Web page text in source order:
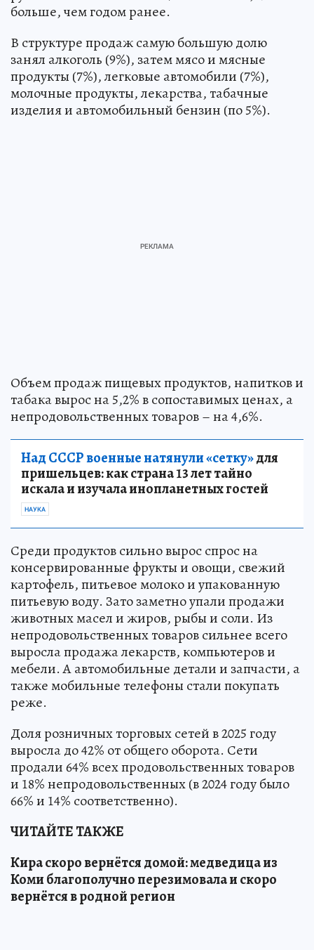
больше, чем годом ранее.
В структуре продаж самую большую долю
занял алкоголь (9%), затем мясо и мясные
продукты (7%), легковые автомобили (7%),
молочные продукты, лекарства, табачные
изделия и автомобильный бензин (по 5%).
Объем продаж пищевых продуктов, напитков и
табака вырос на 5,2% в сопоставимых ценах, а
непродовольственных товаров – на 4,6%.
Над СССР военные натянули «сетку»для
пришельцев: как страна 13 лет тайно
искала и изучала инопланетных гостей
НАУКА
Среди продуктов сильно вырос спрос на
консервированные фрукты и овощи, свежий
картофель, питьевое молоко и упакованную
питьевую воду. Зато заметно упали продажи
животных масел и жиров, рыбы и соли. Из
непродовольственных товаров сильнее всего
выросла продажа лекарств, компьютеров и
мебели. А автомобильные детали и запчасти, а
также мобильные телефоны стали покупать
реже.
Доля розничных торговых сетей в 2025 году
выросла до 42% от общего оборота. Сети
продали 64% всех продовольственных товаров
и 18% непродовольственных (в 2024 году было
66% и 14% соответственно).
ЧИТАЙТЕ ТАКЖЕ
Кира скоро вернётся домой: медведица из
Коми благополучно перезимовала и скоро
вернётся в родной регион